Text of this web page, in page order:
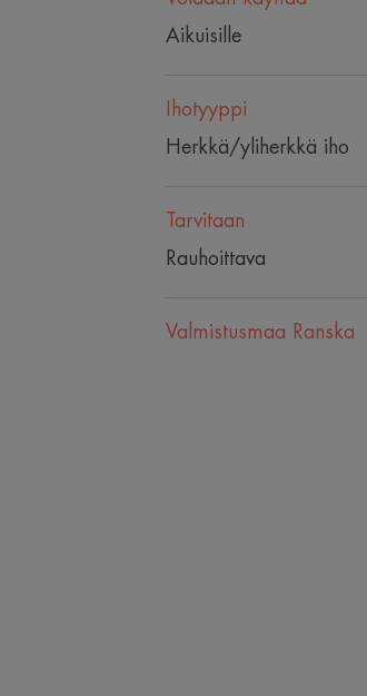
Aikuisille
Ihotyyppi
Herkkä/yliherkkä iho
Tarvitaan
Rauhoittava
Valmistusmaa Ranska